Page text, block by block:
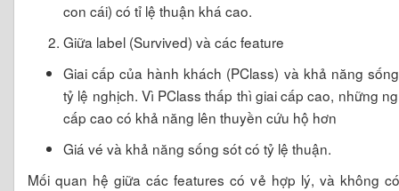
con cái) có tỉ lệ thuận khá cao.
Giữa label (Survived) và các feature
Giai cấp của hành khách (PClass) và khả năng
tỷ lệ nghịch. Vì PClass thấp thì giai cấp cao, những
cấp cao có khả năng lên thuyền cứu hộ hơn
Giá vé và khả năng sống sót có tỷ lệ thuận.
Mối quan hệ giữa các features có vẻ hợp lý, và không